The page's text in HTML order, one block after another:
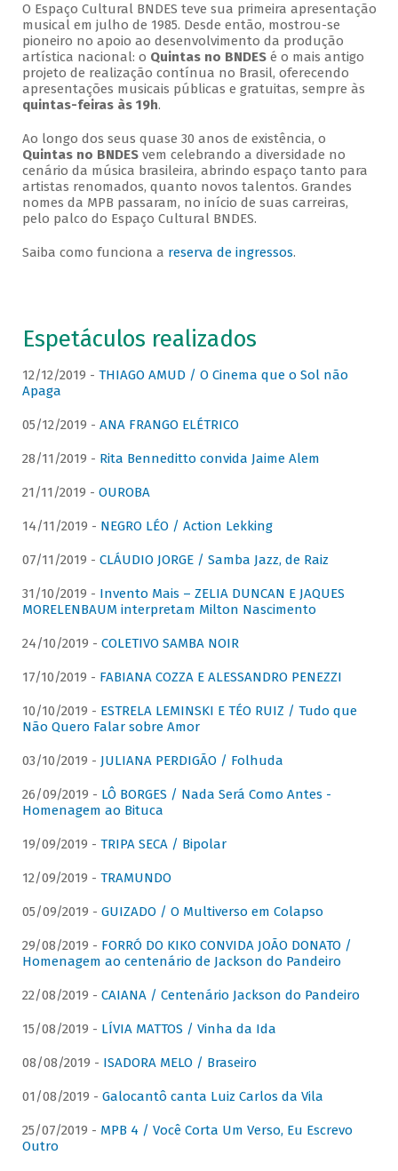
O Espaço Cultural BNDES teve sua primeira apresentação
musical em julho de 1985. Desde então, mostrou-se
pioneiro no apoio ao desenvolvimento da produção
artística nacional: o Quintas no BNDESé o mais antigo
projeto de realização contínua no Brasil, oferecendo
apresentações musicais públicas e gratuitas, sempre às
quintas-feiras às 19h.
Ao longo dos seus quase 30 anos de existência, o
Quintas no BNDESvem celebrando a diversidade no
cenário da música brasileira, abrindo espaço tanto para
artistas renomados, quanto novos talentos. Grandes
nomes da MPB passaram, no início de suas carreiras,
pelo palco do Espaço Cultural BNDES.
Saiba como funciona a reserva de ingressos.
Espetáculos realizados
12/12/2019 - THIAGO AMUD / O Cinema que o Sol não
Apaga
05/12/2019 - ANA FRANGO ELÉTRICO
28/11/2019 - Rita Benneditto convida Jaime Alem
21/11/2019 - OUROBA
14/11/2019 - NEGRO LÉO / Action Lekking
07/11/2019 - CLÁUDIO JORGE / Samba Jazz, de Raiz
31/10/2019 - Invento Mais – ZELIA DUNCAN E JAQUES
MORELENBAUM interpretam Milton Nascimento
24/10/2019 - COLETIVO SAMBA NOIR
17/10/2019 - FABIANA COZZA E ALESSANDRO PENEZZI
10/10/2019 - ESTRELA LEMINSKI E TÉO RUIZ / Tudo que
Não Quero Falar sobre Amor
03/10/2019 - JULIANA PERDIGÃO / Folhuda
26/09/2019 - LÔ BORGES / Nada Será Como Antes -
Homenagem ao Bituca
19/09/2019 - TRIPA SECA / Bipolar
12/09/2019 - TRAMUNDO
05/09/2019 - GUIZADO / O Multiverso em Colapso
29/08/2019 - FORRÓ DO KIKO CONVIDA JOÃO DONATO /
Homenagem ao centenário de Jackson do Pandeiro
22/08/2019 - CAIANA / Centenário Jackson do Pandeiro
15/08/2019 - LÍVIA MATTOS / Vinha da Ida
08/08/2019 - ISADORA MELO / Braseiro
01/08/2019 - Galocantô canta Luiz Carlos da Vila
25/07/2019 - MPB 4 / Você Corta Um Verso, Eu Escrevo
Outro